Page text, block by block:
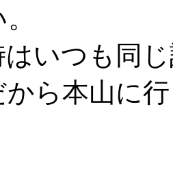
いつも同
ら本山に